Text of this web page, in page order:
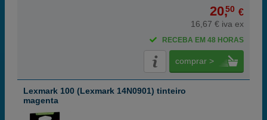
20,50 €
16,67 € iva ex
RECEBA EM 48 HORAS
comprar >
Lexmark 100 (Lexmark 14N0901) tinteiro
magenta